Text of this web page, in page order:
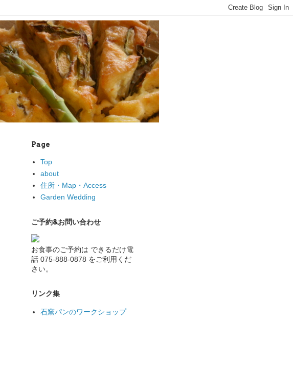
Page
Top
about
住所・Map・Access
Garden Wedding
ご予約&お問い合わせ
お食事のご予約は できるだけ電
話 075-888-0878 をご利用くだ
さい。
リンク集
石窯パンのワークショップ